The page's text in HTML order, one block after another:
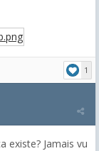
1
existe? Jamais vu